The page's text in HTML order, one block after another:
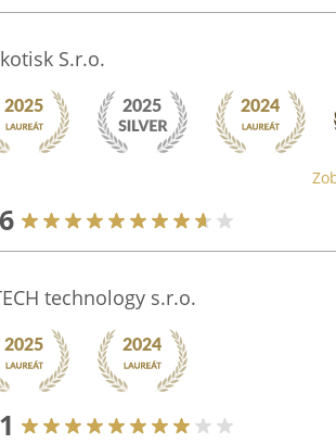
S.r.o.
technology s.r.o.